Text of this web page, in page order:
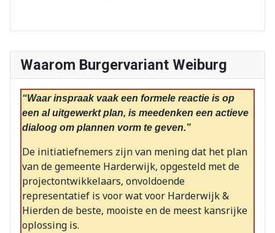
Waarom Burgervariant Weiburg
“Waar inspraak vaak een formele reactie is op
een al uitgewerkt plan, is meedenken een actieve
dialoog om plannen vorm te geven.”
De initiatiefnemers zijn van mening dat het plan
van de gemeente Harderwijk, opgesteld met de
projectontwikkelaars, onvoldoende
representatief is voor wat voor Harderwijk &
Hierden de beste, mooiste en de meest kansrijke
oplossing is.